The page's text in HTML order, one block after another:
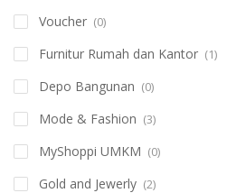
Voucher (0)
Furnitur Rumah dan Kantor (1)
Depo Bangunan (0)
Mode & Fashion (3)
MyShoppi UMKM (0)
Gold and Jewerly (2)